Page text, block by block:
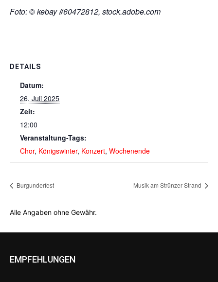
Foto: © kebay #60472812, stock.adobe.com
DETAILS
Datum:
26. Juli 2025
Zeit:
12:00
Veranstaltung-Tags:
Chor, Königswinter, Konzert, Wochenende
Burgunderfest Musik am Strünzer Strand
Alle Angaben ohne Gewähr.
EMPFEHLUNGEN